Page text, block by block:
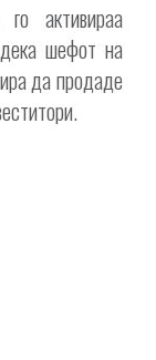
активираа
шефот на
да продаде